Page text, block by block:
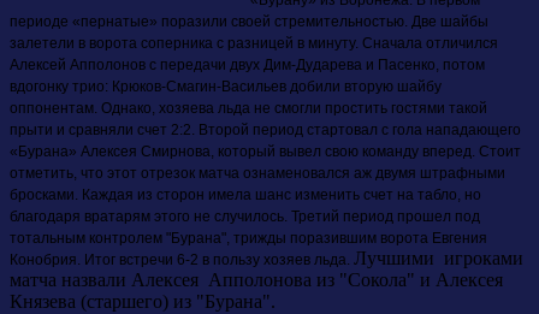
периоде «пернатые» поразили своей стремительностью. Две шайбы
залетели в ворота соперника с разницей в минуту. Сначала отличился
Алексей Апполонов с передачи двух Дим-Дударева и Пасенко, потом
вдогонку трио: Крюков-Смагин-Васильев добили вторую шайбу
оппонентам. Однако, хозяева льда не смогли простить гостями такой
прыти и сравняли счет 2:2. Второй период стартовал с гола нападающего
«Бурана» Алексея Смирнова, который вывел свою команду вперед. Стоит
отметить, что этот отрезок матча ознаменовался аж двумя штрафными
бросками. Каждая из сторон имела шанс изменить счет на табло, но
благодаря вратарям этого не случилось. Третий период прошел под
тотальным контролем "Бурана", трижды поразившим ворота Евгения
Конобрия. Итог встречи 6-2 в пользу хозяев льда. Лучшими игроками
матча назвали Алексея Апполонова из "Сокола" и Алексея
Князева (старшего) из "Бурана".